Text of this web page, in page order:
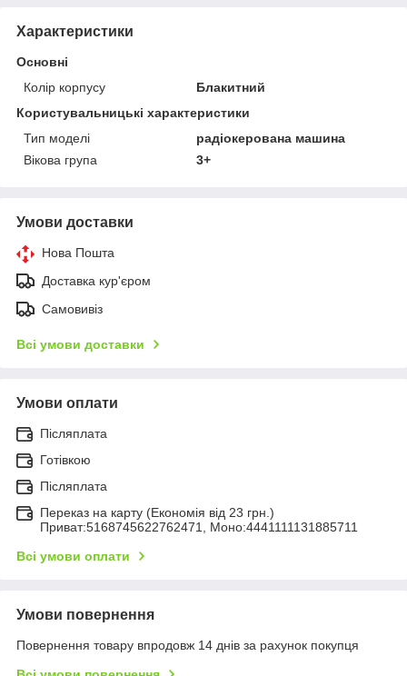
Характеристики
Основні
Колір корпусу
Блакитний
Користувальницькі характеристики
Тип моделі
радіокерована машина
Вікова група
3+
Умови доставки
Нова Пошта
Доставка кур'єром
Самовивіз
Всі умови доставки
Умови оплати
Післяплата
Готівкою
Післяплата
Переказ на карту (Економія від 23 грн.)
Приват:5168745622762471, Моно:4441111131885711
Всі умови оплати
Умови повернення
Повернення товару впродовж 14 днів за рахунок покупця